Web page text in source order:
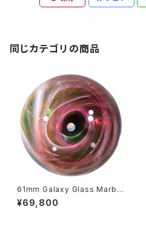
同じカテゴリの商品
61mm Galaxy Glass Marble
宇宙ガラスマーブル - オブジェ
no.M288
¥69,800